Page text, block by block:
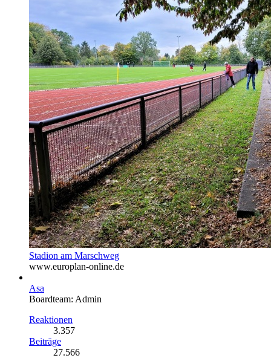
Stadion am Marschweg
www.europlan-online.de
Asa
Boardteam: Admin
Reaktionen
3.357
Beiträge
27.566